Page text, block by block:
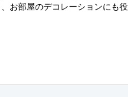
お部屋のデコレーションにも